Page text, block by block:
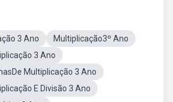
3 Ano
Multiplicação3º Ano
3 Ano
Multiplicação 3 Ano
E Divisão 3 Ano